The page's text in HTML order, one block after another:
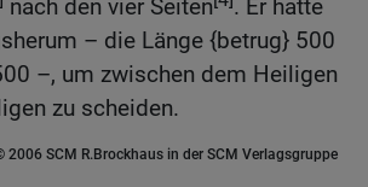
nach den vier Seiten
. Er hatte
– die Länge {betrug} 500
–, um zwischen dem Heiligen
zu scheiden.
2006 SCM R.Brockhaus in der SCM Verlagsgruppe